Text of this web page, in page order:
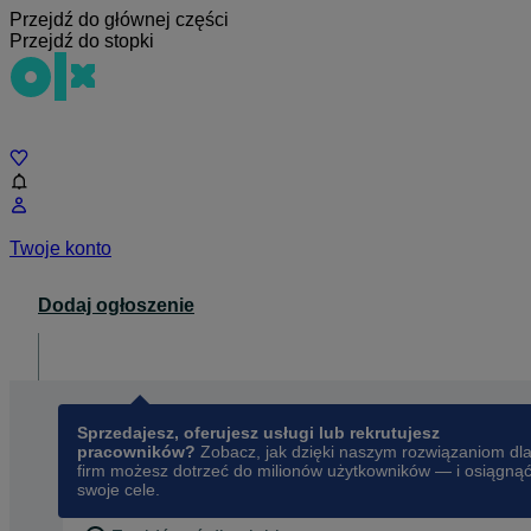
Przejdź do głównej części
Przejdź do stopki
Twoje konto
Dodaj ogłoszenie
Sprzedajesz, oferujesz usługi lub rekrutujesz
pracowników? Zobacz, jak dzięki naszym rozwiązaniom dla
firm możesz dotrzeć do milionów użytkowników — i osiągnąć
swoje cele.